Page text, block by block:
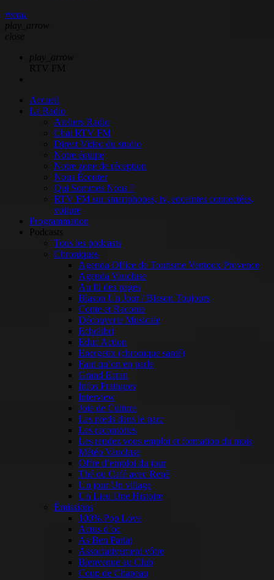
menu
play_arrow
close
play_arrow
RTV FM
Accueil
La Radio
Ateliers Radio
Chat RTV FM
Direct Video du studio
Notre équipe
Notre zone de réception
Nous Écouter
Qui Sommes Nous ?
RTV FM sur smartphones, tv, enceintes connectées,
voiture
Programmation
Podcasts
Tous les podcasts
Chroniques
Agenda Office de Tourisme Ventoux Provence
Agenda Vaucluse
Au fil des pages
Blason Un Jour / Blason Toujours
Conte et Raconte
Découverte Musicale
Echolibri
Educ Action
Energetix (chronique santé)
Faut qu’on en parle
Grand Ecran
Infos Pratiques
Interview
Joie de Culture
Les pieds dans le parc
Les racontottes
Les rendez vous emploi et formation du mois
Météo Vaucluse
Offre d’emploi du jour
Thé ou Café avec René
Un jour Un village
Un Lieu Une Histoire
Émissions
100% Pop Love
Actus d’oc
As Ben Parlat
Associativement vôtre
Bienvenue au Club
Coup de Chapeau